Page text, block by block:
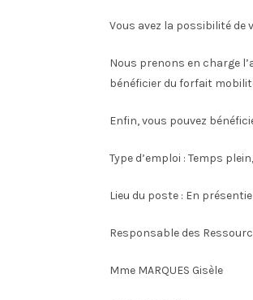
Vous avez la possibilité
Nous prenons en charge
bénéficier du forfait
Enfin, vous pouvez
Type d’emploi : Temps
Lieu du poste : En
Responsable des
Mme MARQUES Gisèle